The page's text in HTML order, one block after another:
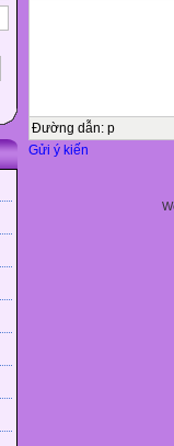
Đường dẫn: p
Gửi ý kiến